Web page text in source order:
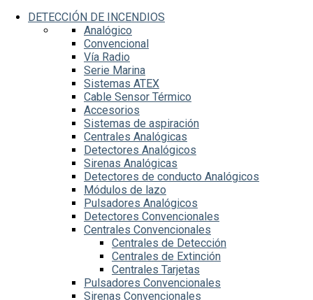
DETECCIÓN DE INCENDIOS
Analógico
Convencional
Vía Radio
Serie Marina
Sistemas ATEX
Cable Sensor Térmico
Accesorios
Sistemas de aspiración
Centrales Analógicas
Detectores Analógicos
Sirenas Analógicas
Detectores de conducto Analógicos
Módulos de lazo
Pulsadores Analógicos
Detectores Convencionales
Centrales Convencionales
Centrales de Detección
Centrales de Extinción
Centrales Tarjetas
Pulsadores Convencionales
Sirenas Convencionales